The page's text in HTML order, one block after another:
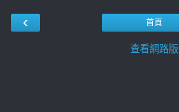
‹ 首頁
查看網路版